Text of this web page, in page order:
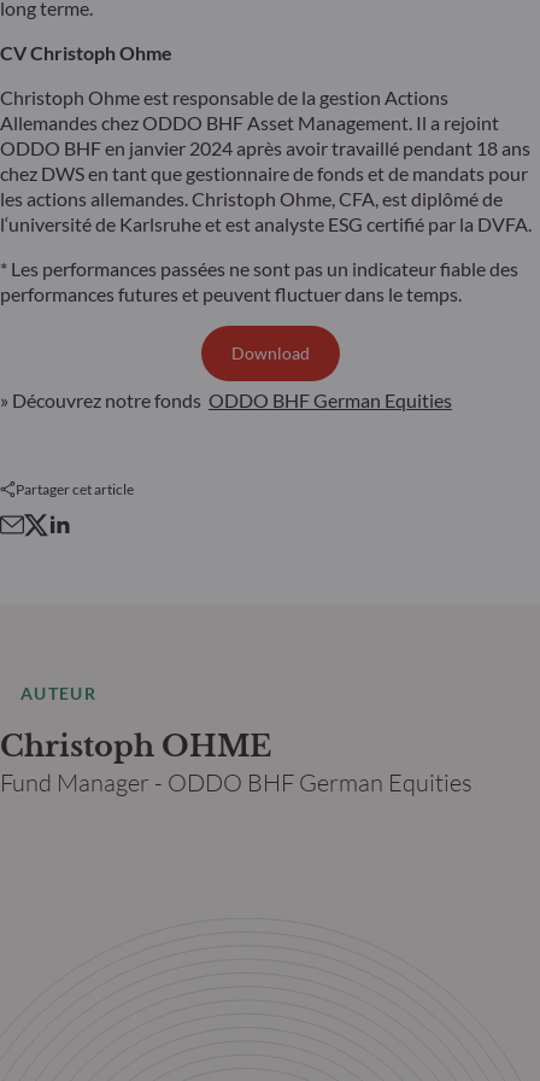
long terme.
CV Christoph Ohme
Christoph Ohme est responsable de la gestion Actions
Allemandes chez ODDO BHF Asset Management. Il a rejoint
ODDO BHF en janvier 2024 après avoir travaillé pendant 18 ans
chez DWS en tant que gestionnaire de fonds et de mandats pour
les actions allemandes. Christoph Ohme, CFA, est diplômé de
l‘université de Karlsruhe et est analyste ESG certifié par la DVFA.
* Les performances passées ne sont pas un indicateur fiable des
performances futures et peuvent fluctuer dans le temps.
Download
» Découvrez notre fonds ODDO BHF German Equities
Partager cet article
AUTEUR
Christoph OHME
Fund Manager - ODDO BHF German Equities